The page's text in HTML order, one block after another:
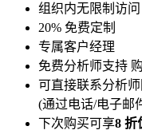
组织内无限制访问
20% 免费定制
专属客户经理
免费分析师支持
可直接联系分析师
(通过电话/电子邮
下次购买可享8 折